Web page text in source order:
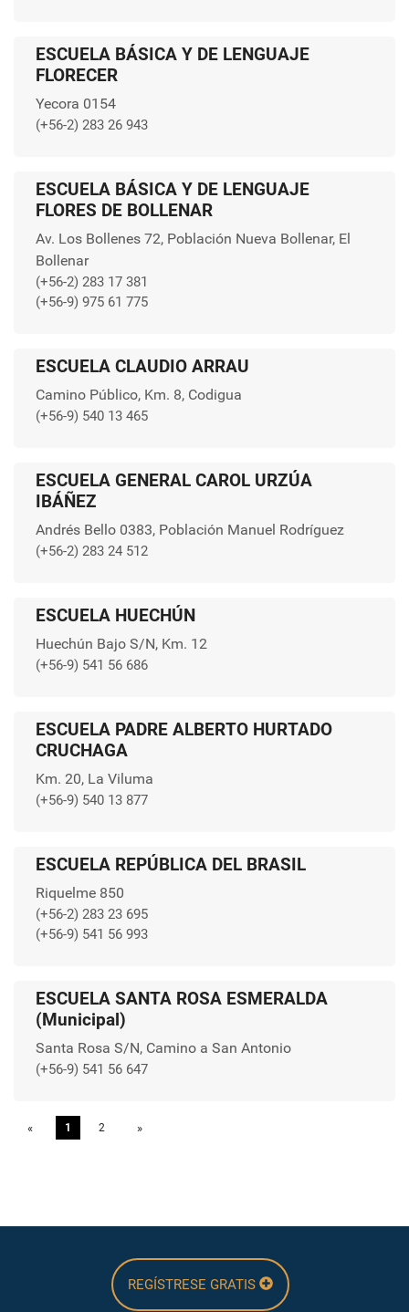
ESCUELA BÁSICA Y DE LENGUAJE
FLORECER
Yecora 0154
(+56-2) 283 26 943
ESCUELA BÁSICA Y DE LENGUAJE
FLORES DE BOLLENAR
Av. Los Bollenes 72, Población Nueva Bollenar, El
Bollenar
(+56-2) 283 17 381
(+56-9) 975 61 775
ESCUELA CLAUDIO ARRAU
Camino Público, Km. 8, Codigua
(+56-9) 540 13 465
ESCUELA GENERAL CAROL URZÚA
IBÁÑEZ
Andrés Bello 0383, Población Manuel Rodríguez
(+56-2) 283 24 512
ESCUELA HUECHÚN
Huechún Bajo S/N, Km. 12
(+56-9) 541 56 686
ESCUELA PADRE ALBERTO HURTADO
CRUCHAGA
Km. 20, La Viluma
(+56-9) 540 13 877
ESCUELA REPÚBLICA DEL BRASIL
Riquelme 850
(+56-2) 283 23 695
(+56-9) 541 56 993
ESCUELA SANTA ROSA ESMERALDA
(Municipal)
Santa Rosa S/N, Camino a San Antonio
(+56-9) 541 56 647
« Previous
1 2 »
REGÍSTRESE GRATIS